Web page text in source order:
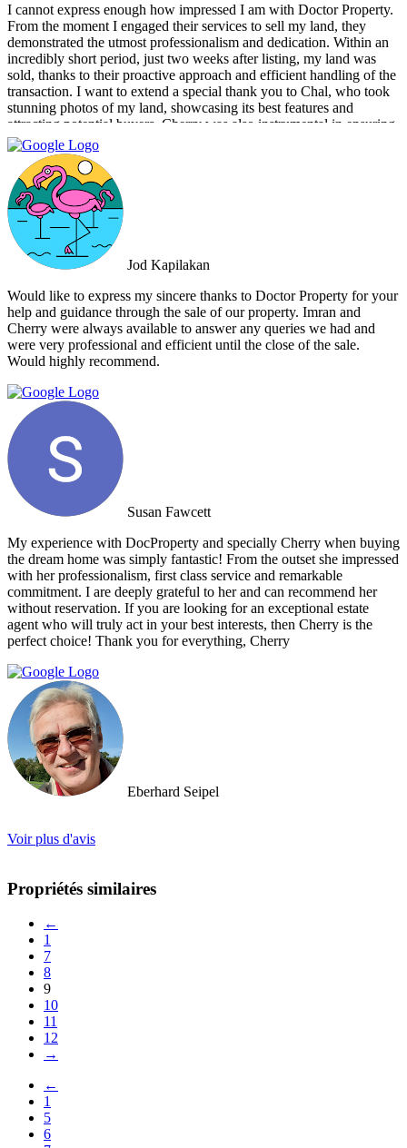
I cannot express enough how impressed I am with Doctor Property.
From the moment I engaged their services to sell my land, they
demonstrated the utmost professionalism and dedication. Within an
incredibly short period, just two weeks after listing, my land was
sold, thanks to their proactive approach and efficient handling of the
transaction. I want to extend a special thank you to Chal, who took
stunning photos of my land, showcasing its best features and
attracting potential buyers. Cherry was also instrumental in ensuring
that the deal went through smoothly, providing invaluable support
and guidance every step of the way. What sets Doctor Property Real
Estate apart is their commitment to honesty and transparency.
Throughout the entire process, I felt well-informed and confident in
their abilities. Their team's attention to detail and personalized
approach made the selling experience stress-free and enjoyable. I
highly recommend Doctor Property Real Estate to anyone looking
for a real estate agency that goes above and beyond to deliver
outstanding results. Their professionalism, expertise, and exceptional
service make them the perfect choice for all your real estate needs.
Jod Kapilakan
Would like to express my sincere thanks to Doctor Property for your
help and guidance through the sale of our property. Imran and
Cherry were always available to answer any queries we had and
were very professional and efficient until the close of the sale.
Would highly recommend.
Susan Fawcett
My experience with DocProperty and specially Cherry when buying
the dream home was simply fantastic! From the outset she impressed
with her professionalism, first class service and remarkable
commitment. I are deeply grateful to her and can recommend her
without reservation. If you are looking for an exceptional estate
agent who will truly act in your best interests, then Cherry is the
perfect choice! Thank you for everything, Cherry
Eberhard Seipel
Voir plus d'avis
Propriétés similaires
←
1
7
8
9
10
11
12
→
←
1
5
6